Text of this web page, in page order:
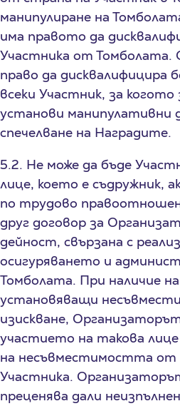
манипулиране на
има правото да
Участника от
право да дисквалифицира
всеки Участник, за когото
установи манипулативни
спечелване на Наградите.
5.2. Не може да бъде
лице, което е съдружник,
по трудово
друг договор за
дейност, свързана с
осигуряването и
Томболата. При наличие
установяващи
изискване,
участието на такова
на несъвместимостта от
Участника.
преценява дали